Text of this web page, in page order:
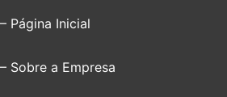
– Página Inicial
– Sobre a Empresa